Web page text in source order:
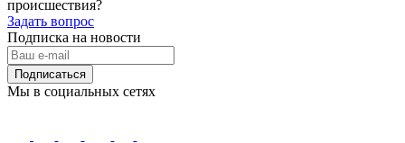
происшествия?
Задать вопрос
Подписка на новости
Подписаться
Мы в социальных сетях